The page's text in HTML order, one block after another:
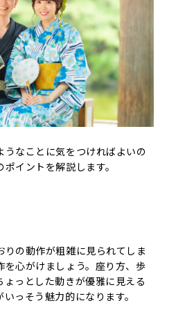
なことに気をつければよいの
イントを解説します。
の動作が粗雑に見られてしま
を心がけましょう。座り方、歩
っとした動きが優雅に見える
っそう魅力的になります。